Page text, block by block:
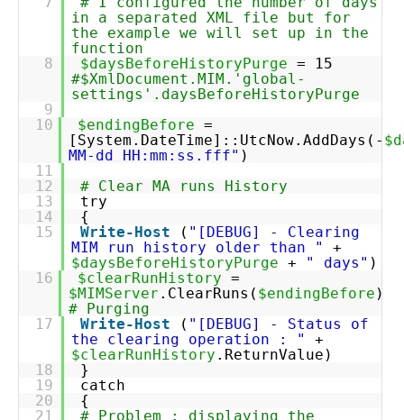
in a separated XML file but for
the example we will set up in the
function
8
$daysBeforeHistoryPurge = 15
#$XmlDocument.MIM.'global-
settings'.daysBeforeHistoryPurge
9
10
$endingBefore =
[System.DateTime]::UtcNow.AddDays(-
MM-dd HH:mm:ss.fff" )
11
12
# Clear MA runs History
13
try
14
{
15
Write-Host ( "[DEBUG] - Clearing
MIM run history older than "
+
$daysBeforeHistoryPurge + " days" )
16
$clearRunHistory =
$MIMServer .ClearRuns( $endingBefore )
# Purging
17
Write-Host ( "[DEBUG] - Status of
the clearing operation : "
+
$clearRunHistory .ReturnValue)
18
}
19
catch
20
{
21
# Problem : displaying the